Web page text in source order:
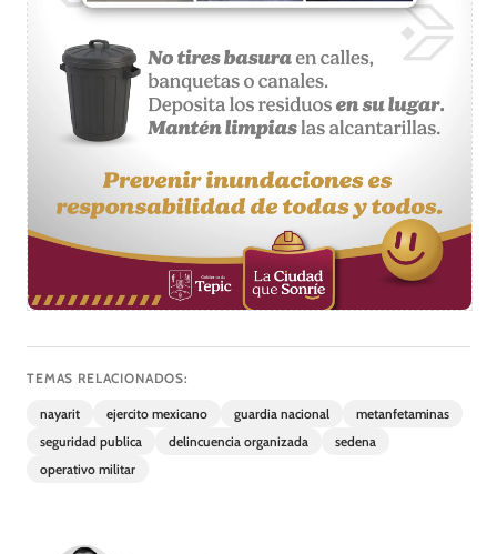
TEMAS RELACIONADOS:
nayarit ejercito mexicano guardia nacional
metanfetaminas
seguridad publica
delincuencia organizada
sedena
operativo militar